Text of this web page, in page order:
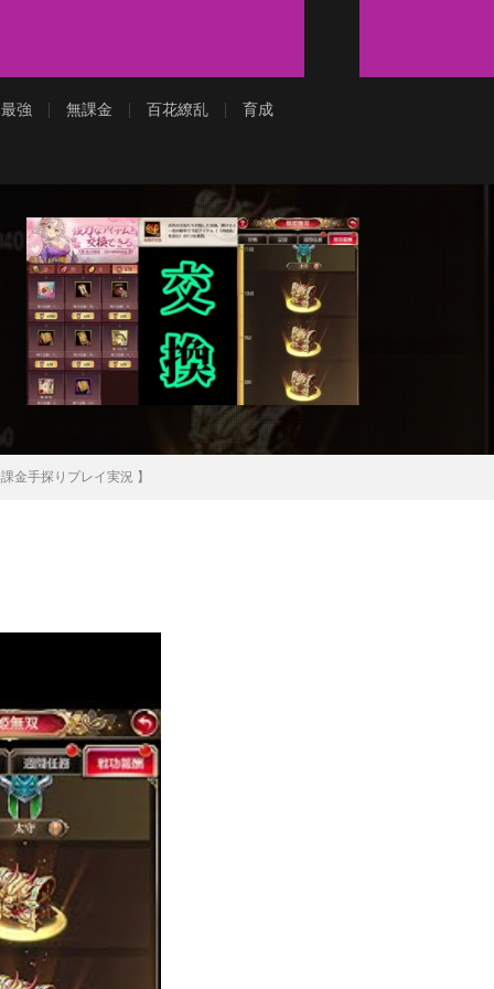
最強 無課金 百花繚乱 育成
金手探りプレイ実況 】